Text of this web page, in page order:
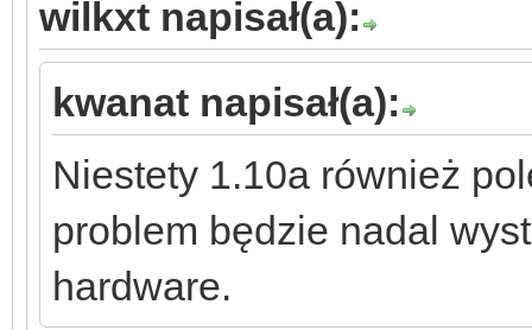
wilkxt napisał(a):
kwanat napisał(a):
Niestety 1.10a również
problem będzie nadal
hardware.